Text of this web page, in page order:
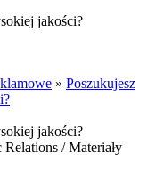
jakości?
» Poszukujesz
jakości?
/ Materiały